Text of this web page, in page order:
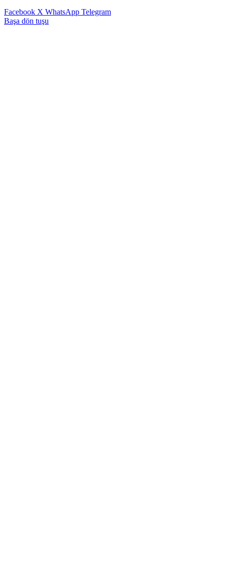
Facebook X WhatsApp Telegram
Başa dön tuşu